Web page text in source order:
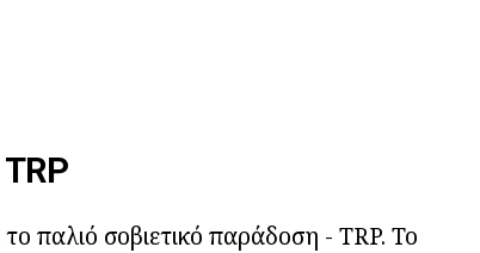
παλιό σοβιετικό παράδοση - TRP. Το